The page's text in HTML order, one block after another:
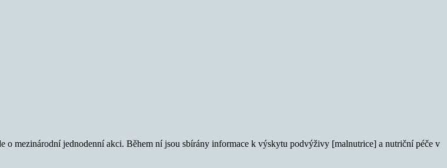
mezinárodní jednodenní akci. Během ní jsou sbírány informace k výskytu podvýživy [malnutrice] a nutriční péče v